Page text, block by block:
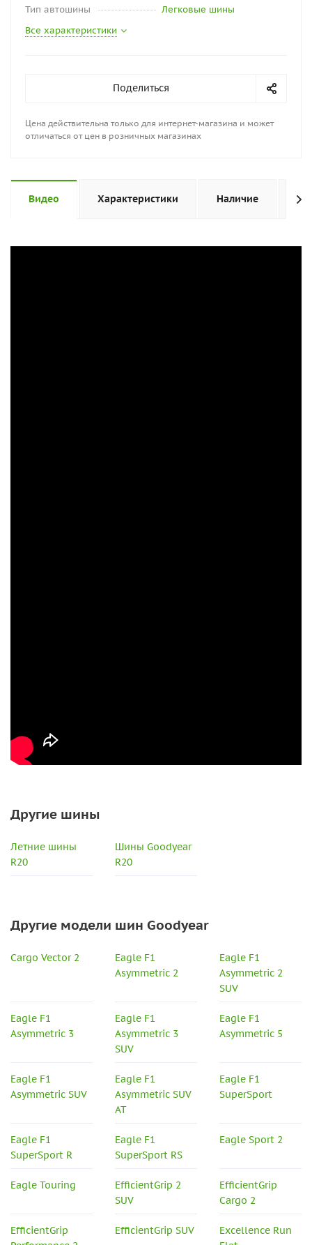
Тип автошины
Легковые шины
Все характеристики
Поделиться
Цена действительна только для интернет-магазина и может
отличаться от цен в розничных магазинах
Видео Характеристики Наличие
Другие шины
Летние шины
R20
Шины Goodyear
R20
Другие модели шин Goodyear
Cargo Vector 2
Eagle F1
Asymmetric 2
Eagle F1
Asymmetric 2
SUV
Eagle F1
Asymmetric 3
Eagle F1
Asymmetric 3
SUV
Eagle F1
Asymmetric 5
Eagle F1
Asymmetric SUV
Eagle F1
Asymmetric SUV
AT
Eagle F1
SuperSport
Eagle F1
SuperSport R
Eagle F1
SuperSport RS
Eagle Sport 2
Eagle Touring
EfficientGrip 2
SUV
EfficientGrip
Cargo 2
EfficientGrip
EfficientGrip SUV
Excellence Run